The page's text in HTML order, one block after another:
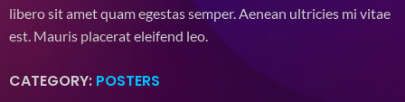
libero sit amet quam egestas semper. Aenean ultricies mi vitae
est. Mauris placerat eleifend leo.
CATEGORY: POSTERS